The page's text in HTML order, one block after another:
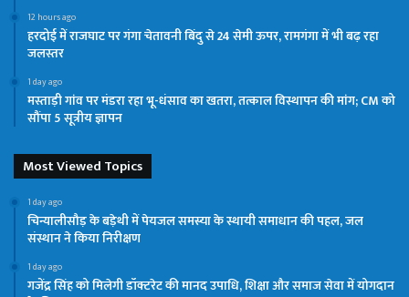
12 hours ago
हरदोई में राजघाट पर गंगा चेतावनी बिंदु से 24 सेमी ऊपर, रामगंगा में भी बढ़ रहा
जलस्तर
1 day ago
मस्ताड़ी गांव पर मंडरा रहा भू-धंसाव का खतरा, तत्काल विस्थापन की मांग; CM को
सौंपा 5 सूत्रीय ज्ञापन
Most Viewed Topics
1 day ago
चिन्यालीसौड़ के बड़ेथी में पेयजल समस्या के स्थायी समाधान की पहल, जल
संस्थान ने किया निरीक्षण
1 day ago
गजेंद्र सिंह को मिलेगी डॉक्टरेट की मानद उपाधि, शिक्षा और समाज सेवा में योगदान